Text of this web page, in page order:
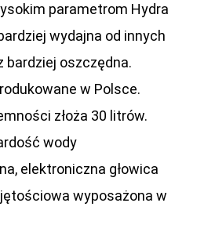
parametrom Hydra
wydajna od innych
bardziej oszczędna.
w Polsce.
złoża 30 litrów.
wody
elektroniczna głowica
wyposażona w